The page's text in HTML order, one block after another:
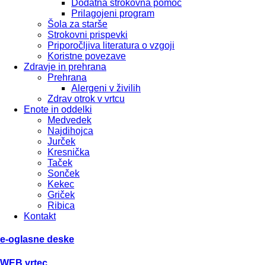
Dodatna strokovna pomoč
Prilagojeni program
Šola za starše
Strokovni prispevki
Priporočljiva literatura o vzgoji
Koristne povezave
Zdravje in prehrana
Prehrana
Alergeni v živilih
Zdrav otrok v vrtcu
Enote in oddelki
Medvedek
Najdihojca
Jurček
Kresnička
Taček
Sonček
Kekec
Griček
Ribica
Kontakt
e-oglasne deske
WEB vrtec